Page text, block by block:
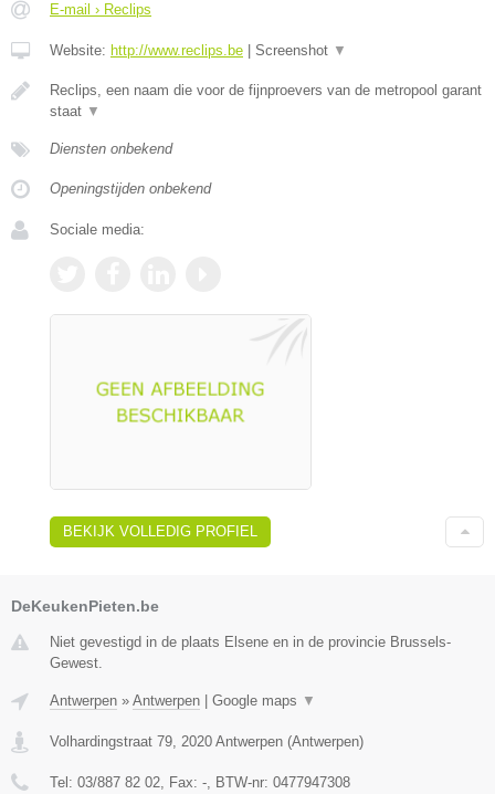
E-mail › Reclips
Website: http://www.reclips.be Screenshot ▼
Reclips, een naam die voor de fijnproevers van de metropool garant
staat ▼
Diensten onbekend
Openingstijden onbekend
Sociale media:
BEKIJK VOLLEDIG PROFIEL
DeKeukenPieten.be
Niet gevestigd in de plaats Elsene en in de provincie Brussels-
Gewest.
Antwerpen » Antwerpen Google maps ▼
Volhardingstraat 79 2020 Antwerpen (Antwerpen)
Tel: 03/887 82 02 , Fax: - , BTW-nr: 0477947308